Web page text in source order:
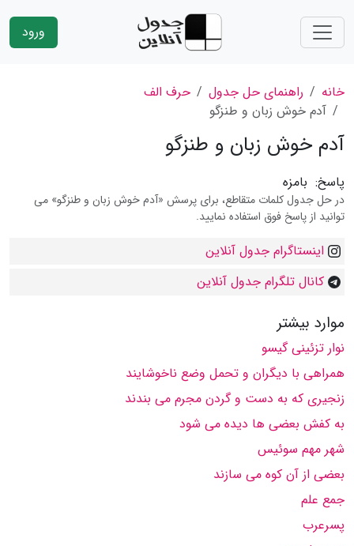
ورود
خانه راهنمای حل جدول
حرف الف
آدم خوش زبان و طنزگو
آدم خوش زبان و طنزگو
پاسخ: بامزه
در حل جدول کلمات متقاطع، برای پرسش «آدم خوش زبان و طنزگو» می
توانید از پاسخ فوق استفاده نمایید.
اینستاگرام جدول آنلاین
کانال تلگرام جدول آنلاین
موارد بیشتر
نوار تزئینی گیسو
همراهی با دیگران و تحمل وضع ناخوشایند
زنجیری كه به دست و گردن مجرم می بندند
به كفش بعضی ها دیده می شود
شهر مهم سوئیس
بعضی از آن كوه می سازند
جمع علم
پسرعرب